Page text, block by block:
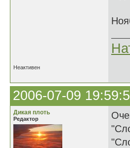
Неактивен
2006-07-09
Дикая плоть
Редактор